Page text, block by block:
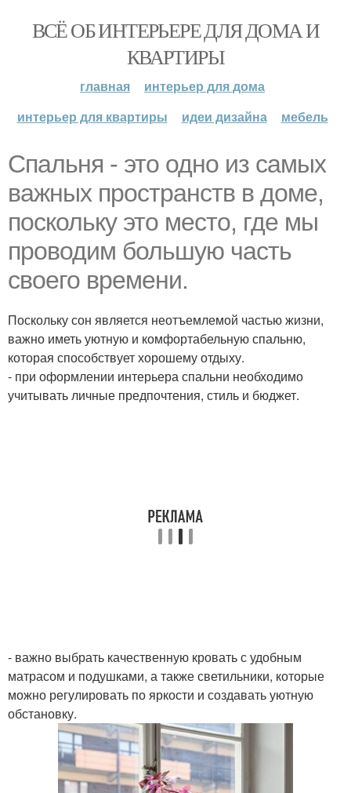
ВСЁ ОБ ИНТЕРЬЕРЕ ДЛЯ ДОМА И
КВАРТИРЫ
главная
интерьер для дома
интерьер для квартиры
идеи дизайна мебель
Спальня - это одно из самых
важных пространств в доме,
поскольку это место, где мы
проводим большую часть
своего времени.
Поскольку сон является неотъемлемой частью жизни,
важно иметь уютную и комфортабельную спальню,
которая способствует хорошему отдыху.
- при оформлении интерьера спальни необходимо
учитывать личные предпочтения, стиль и бюджет.
- важно выбрать качественную кровать с удобным
матрасом и подушками, а также светильники, которые
можно регулировать по яркости и создавать уютную
обстановку.